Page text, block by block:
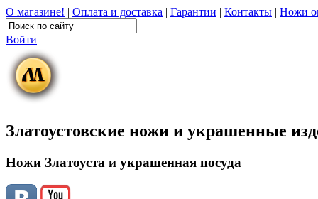
О магазине! | Оплата и доставка | Гарантии | Контакты | Ножи
Войти
Златоустовские ножи и украшенные
Ножи Златоуста и украшенная посуда